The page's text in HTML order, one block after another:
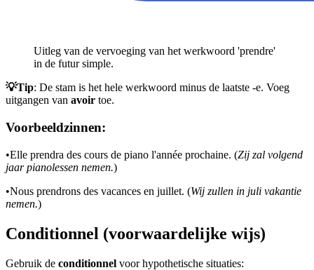
Uitleg van de vervoeging van het werkwoord 'prendre'
in de futur simple.
💡Tip: De stam is het hele werkwoord minus de laatste -e. Voeg
uitgangen van avoir toe.
Voorbeeldzinnen:
•Elle prendra des cours de piano l'année prochaine. (Zij zal volgend
jaar pianolessen nemen.)
•Nous prendrons des vacances en juillet. (Wij zullen in juli vakantie
nemen.)
Conditionnel (voorwaardelijke wijs)
Gebruik de conditionnel voor hypothetische situaties: